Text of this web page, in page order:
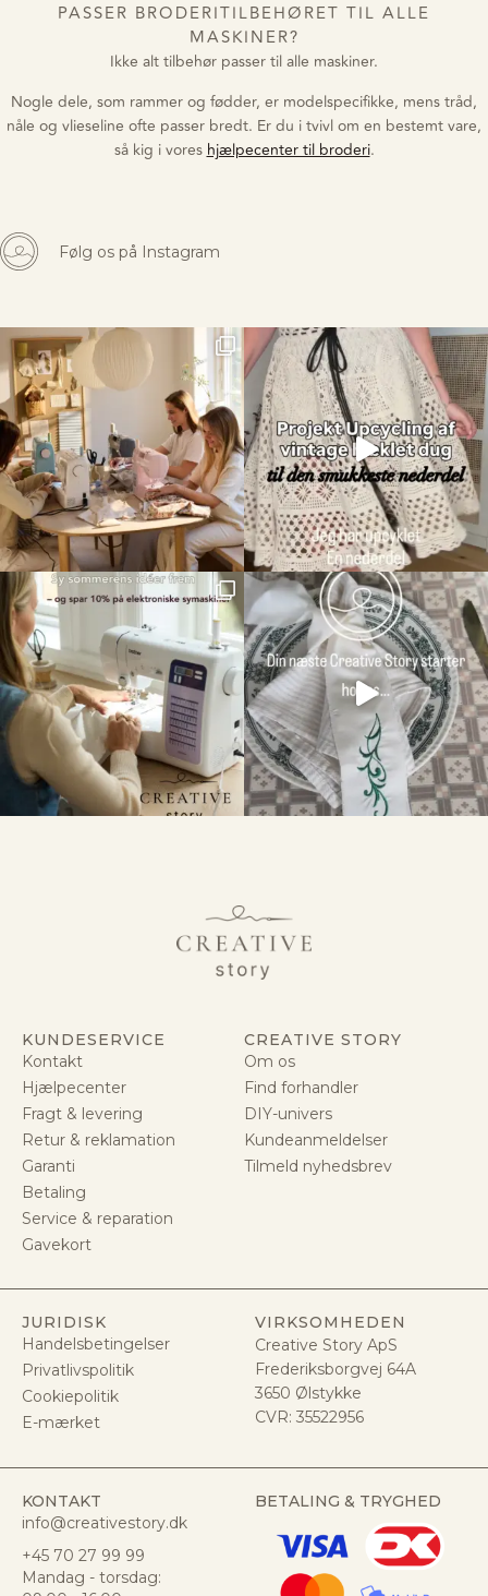
PASSER BRODERITILBEHØRET TIL ALLE
MASKINER?
Ikke alt tilbehør passer til alle maskiner.
Nogle dele, som rammer og fødder, er modelspecifikke, mens tråd,
nåle og vlieseline ofte passer bredt. Er du i tvivl om en bestemt vare,
så kig i vores hjælpecenter til broderi.
Følg os på Instagram
KUNDESERVICE
Kontakt
Hjælpecenter
Fragt & levering
Retur & reklamation
Garanti
Betaling
Service & reparation
Gavekort
CREATIVE STORY
Om os
Find forhandler
DIY-univers
Kundeanmeldelser
Tilmeld nyhedsbrev
JURIDISK
Handelsbetingelser
Privatlivspolitik
Cookiepolitik
E-mærket
VIRKSOMHEDEN
Creative Story ApS
Frederiksborgvej 64A
3650 Ølstykke
CVR: 35522956
KONTAKT
info@creativestory.dk
+45 70 27 99 99
Mandag - torsdag:
BETALING & TRYGHED